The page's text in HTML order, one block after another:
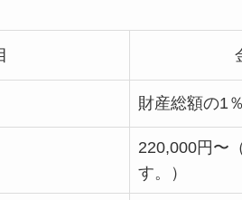
財産総額の1
220,000円〜
す。）